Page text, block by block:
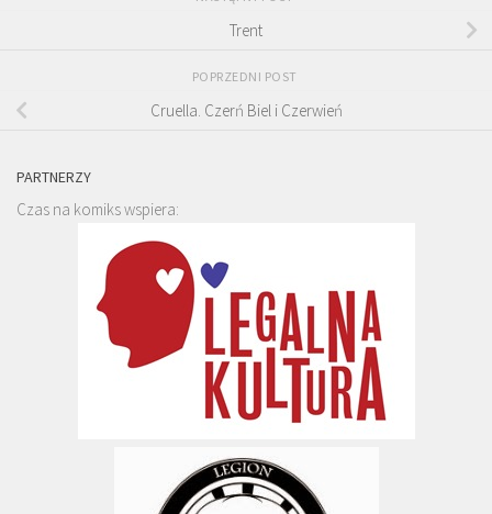
Trent
POPRZEDNI POST
Cruella. Czerń Biel i Czerwień
PARTNERZY
Czas na komiks wspiera: